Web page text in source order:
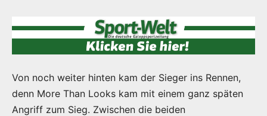
Von noch weiter hinten kam der Sieger ins Rennen,
denn More Than Looks kam mit einem ganz späten
Angriff zum Sieg. Zwischen die beiden